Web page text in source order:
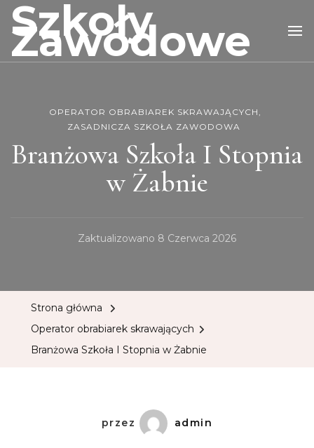
Szkoły
Zawodowe
OPERATOR OBRABIAREK SKRAWAJĄCYCH
ZASADNICZA SZKOŁA ZAWODOWA
Branżowa Szkoła I Stopnia
w Żabnie
Zaktualizowano 8 Czerwca 2026
Strona główna
Operator obrabiarek skrawających
Branżowa Szkoła I Stopnia w Żabnie
przez admin